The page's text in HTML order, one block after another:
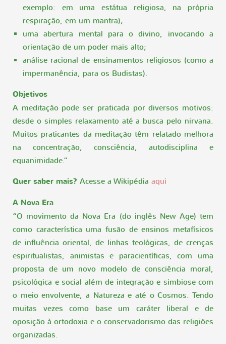
exemplo: em uma estátua religiosa, na própria
respiração, em um mantra);
uma abertura mental para o divino, invocando a
orientação de um poder mais alto;
análise racional de ensinamentos religiosos (como a
impermanência, para os Budistas).
Objetivos
A meditação pode ser praticada por diversos motivos:
desde o simples relaxamento até a busca pelo nirvana.
Muitos praticantes da meditação têm relatado melhora
na concentração, consciência, autodisciplina e
equanimidade.”
Quer saber mais? Acesse a Wikipédia aqui
A Nova Era
“O movimento da Nova Era (do inglês New Age) tem
como característica uma fusão de ensinos metafísicos
de influência oriental, de linhas teológicas, de crenças
espiritualistas, animistas e paracientíficas, com uma
proposta de um novo modelo de consciência moral,
psicológica e social além de integração e simbiose com
o meio envolvente, a Natureza e até o Cosmos. Tendo
muitas vezes como base um caráter liberal e de
oposição à ortodoxia e o conservadorismo das religiões
organizadas.